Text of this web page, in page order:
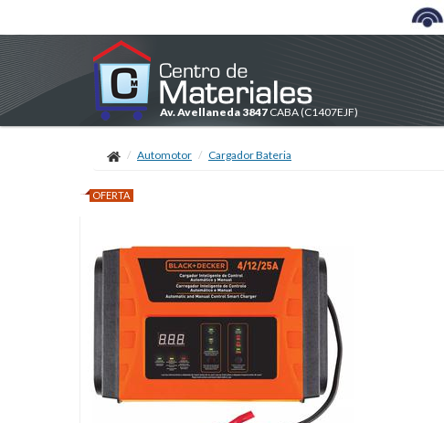
Av. Avellaneda 3847 CABA(C1407EJF)
Automotor Cargador Bateria
OFERTA